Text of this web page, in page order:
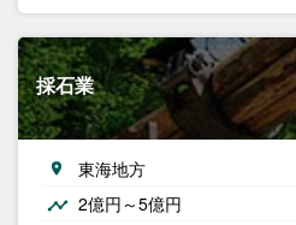
採石業
東海地方
2億円～5億円